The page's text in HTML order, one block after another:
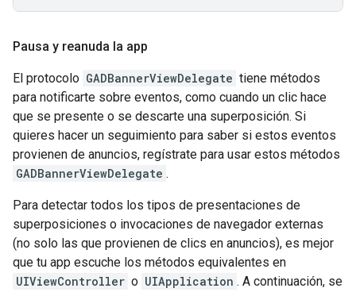
Pausa y reanuda la app
El protocolo GADBannerViewDelegate tiene métodos
para notificarte sobre eventos, como cuando un clic hace
que se presente o se descarte una superposición. Si
quieres hacer un seguimiento para saber si estos eventos
provienen de anuncios, regístrate para usar estos métodos
GADBannerViewDelegate .
Para detectar todos los tipos de presentaciones de
superposiciones o invocaciones de navegador externas
(no solo las que provienen de clics en anuncios), es mejor
que tu app escuche los métodos equivalentes en
UIViewController o UIApplication . A continuación, se